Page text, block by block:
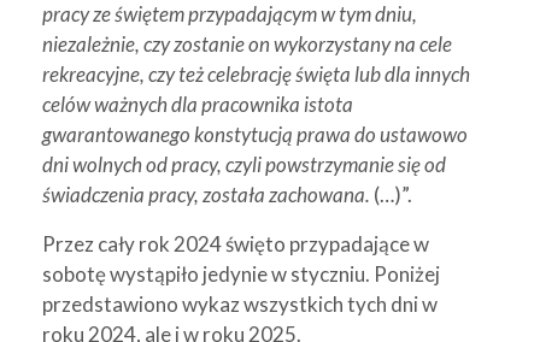
pracy ze świętem przypadającym w tym dniu,
niezależnie, czy zostanie on wykorzystany na cele
rekreacyjne, czy też celebrację święta lub dla innych
celów ważnych dla pracownika istota
gwarantowanego konstytucją prawa do ustawowo
dni wolnych od pracy, czyli powstrzymanie się od
świadczenia pracy, została zachowana. (…)”.
Przez cały rok 2024 święto przypadające w
sobotę wystąpiło jedynie w styczniu. Poniżej
przedstawiono wykaz wszystkich tych dni w
roku 2024, ale i w roku 2025.